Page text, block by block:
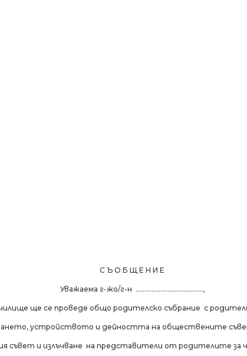
С Ъ О Б Щ Е Н И Е
Уважаема г-жо/г-н ......................................,
ще се проведе общо родителско събрание с
устройството и дейността на обществените
съвет и излъчване на представители от родителите за